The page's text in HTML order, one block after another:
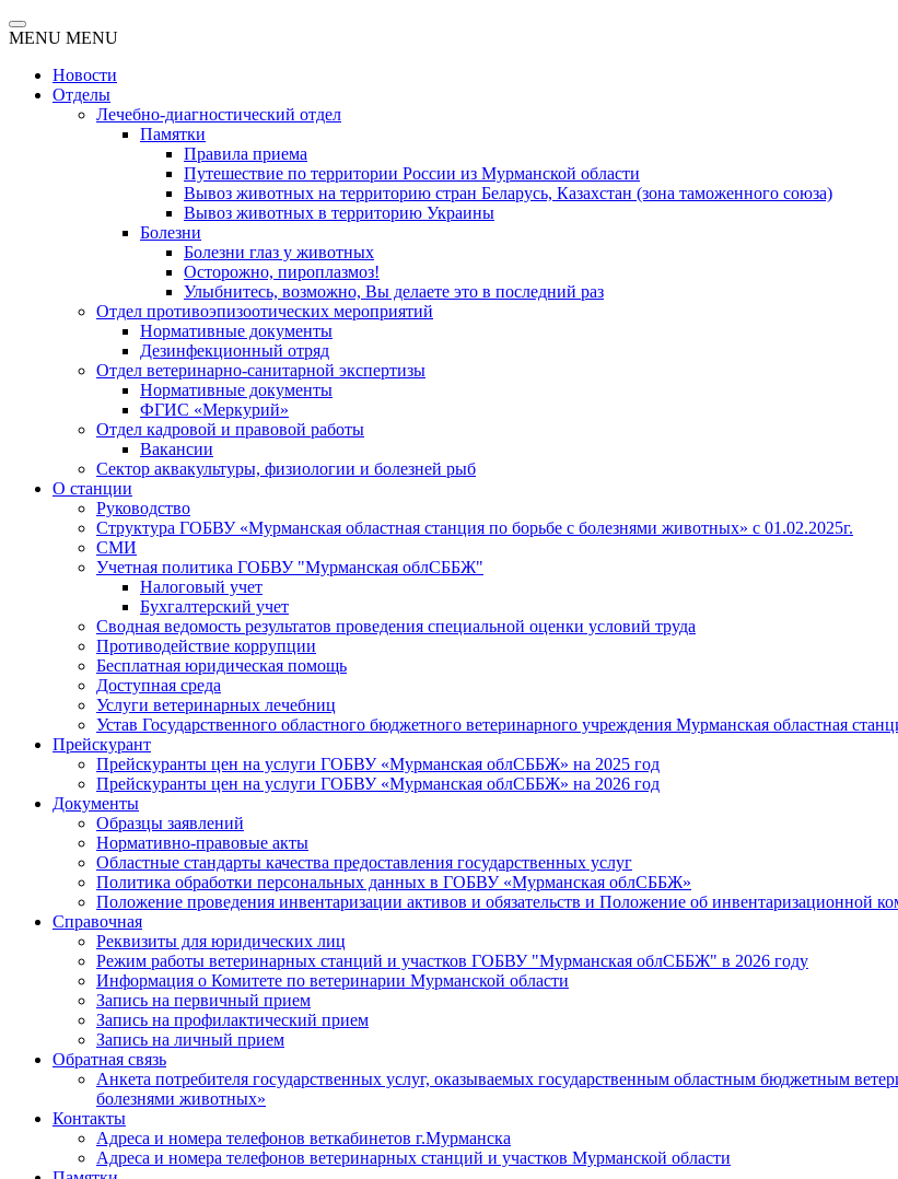
MENU MENU
Новости
Отделы
Лечебно-диагностический отдел
Памятки
Правила приема
Путешествие по территории России из Мурманской области
Вывоз животных на территорию стран Беларусь, Казахстан (зона таможенного союза)
Вывоз животных в территорию Украины
Болезни
Болезни глаз у животных
Осторожно, пироплазмоз!
Улыбнитесь, возможно, Вы делаете это в последний раз
Отдел противоэпизоотических мероприятий
Нормативные документы
Дезинфекционный отряд
Отдел ветеринарно-санитарной экспертизы
Нормативные документы
ФГИС «Меркурий»
Отдел кадровой и правовой работы
Вакансии
Сектор аквакультуры, физиологии и болезней рыб
О станции
Руководство
Структура ГОБВУ «Мурманская областная станция по борьбе с болезнями животных» c 01.02.2025г.
СМИ
Учетная политика ГОБВУ "Мурманская облСББЖ"
Налоговый учет
Бухгалтерский учет
Сводная ведомость результатов проведения специальной оценки условий труда
Противодействие коррупции
Бесплатная юридическая помощь
Доступная среда
Услуги ветеринарных лечебниц
Устав Государственного областного бюджетного ветеринарного учреждения Мурманская областная
Прейскурант
Прейскуранты цен на услуги ГОБВУ «Мурманская облСББЖ» на 2025 год
Прейскуранты цен на услуги ГОБВУ «Мурманская облСББЖ» на 2026 год
Документы
Образцы заявлений
Нормативно-правовые акты
Областные стандарты качества предоставления государственных услуг
Политика обработки персональных данных в ГОБВУ «Мурманская облСББЖ»
Положение проведения инвентаризации активов и обязательств и Положение об
Справочная
Реквизиты для юридических лиц
Режим работы ветеринарных станций и участков ГОБВУ "Мурманская облСББЖ" в 2026 году
Информация о Комитете по ветеринарии Мурманской области
Запись на первичный прием
Запись на профилактический прием
Запись на личный прием
Обратная связь
Анкета потребителя государственных услуг, оказываемых государственным областным бюджетным
болезнями животных»
Контакты
Адреса и номера телефонов веткабинетов г.Мурманска
Адреса и номера телефонов ветеринарных станций и участков Мурманской области